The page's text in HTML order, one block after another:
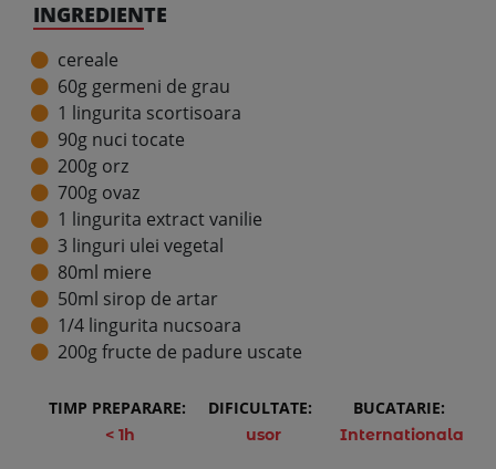
TIMP PREPARARE:
< 1h
DIFICULTATE:
usor
BUCATARIE:
Internationala
INGREDIENTE
cereale
60g germeni de grau
1 lingurita scortisoara
90g nuci tocate
200g orz
700g ovaz
1 lingurita extract vanilie
3 linguri ulei vegetal
80ml miere
50ml sirop de artar
1/4 lingurita nucsoara
200g fructe de padure uscate